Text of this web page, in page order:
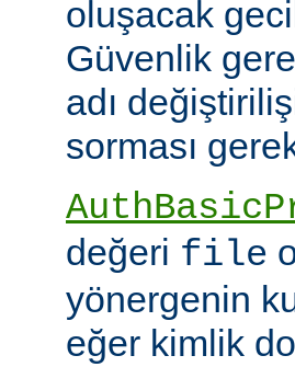
oluşacak
Güvenlik
adı
sorması
değeri file
yönergenin
eğer kimlik